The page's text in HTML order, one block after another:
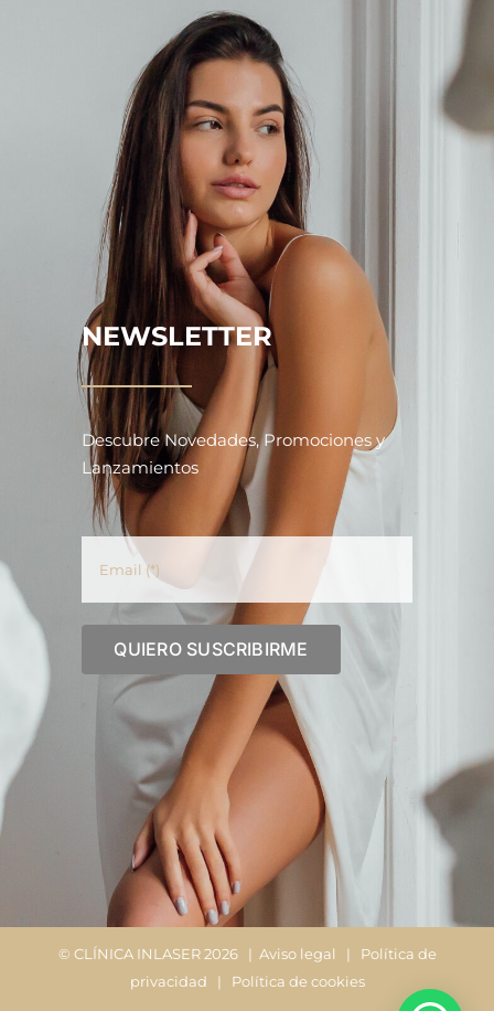
NEWSLETTER
Descubre Novedades, Promociones y
Lanzamientos
© CLÍNICA INLASER2026 | Aviso legal | Política de
privacidad | Política de cookies